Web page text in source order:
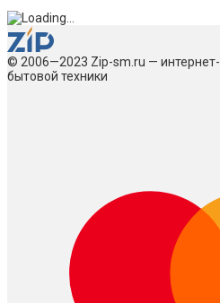
© 2006—2023 Zip-sm.ru —
бытовой техники